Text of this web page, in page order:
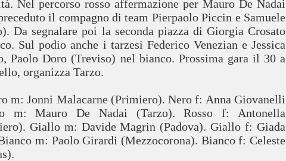
Nel percorso rosso affermazione per Mauro De Nadai
il compagno di team Pierpaolo Piccin e Samuele
Da segnalare poi la seconda piazza di Giorgia Crosato
Sul podio anche i tarzesi Federico Venezian e Jessica
Paolo Doro (Treviso) nel bianco. Prossima gara il 30 a
organizza Tarzo.
m: Jonni Malacarne (Primiero). Nero f: Anna Giovanelli
m: Mauro De Nadai (Tarzo). Rosso f: Antonella
Giallo m: Davide Magrin (Padova). Giallo f: Giada
m: Paolo Girardi (Mezzocorona). Bianco f: Celeste